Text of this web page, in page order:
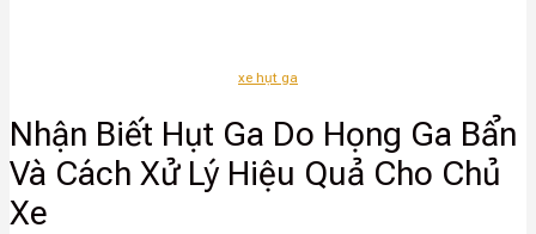
xe hụt ga
Nhận Biết Hụt Ga Do Họng Ga Bẩn
Và Cách Xử Lý Hiệu Quả Cho Chủ
Xe